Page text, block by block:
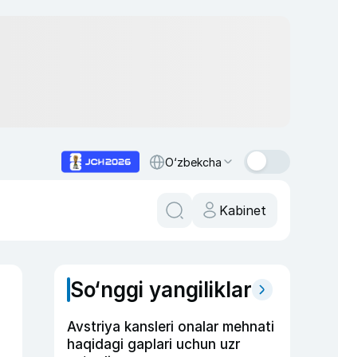
O‘zbekcha
Kabinet
So‘nggi yangiliklar
Avstriya kansleri onalar mehnati
haqidagi gaplari uchun uzr